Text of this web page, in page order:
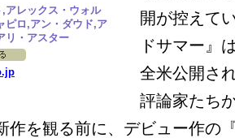
,アレックス・ウォル
ピロ,アン・ダウド,ア
リ・アスター
開が控えて
ドサマー』
全米公開さ
評論家たち
作を観る前に、デビュー作の